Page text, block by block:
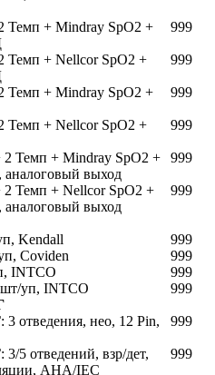
+ Mindray SpO2 +
999
+ Nellcor SpO2 +
999
+ Mindray SpO2 +
999
+ Nellcor SpO2 +
999
+ Mindray SpO2 +
выход
999
+ Nellcor SpO2 +
выход
999
Kendall
999
Coviden
999
INTCO
999
уп, INTCO
999
отведения, нео, 12 Pin,
999
5 отведений, взр/дет,
AHA/IEC
999